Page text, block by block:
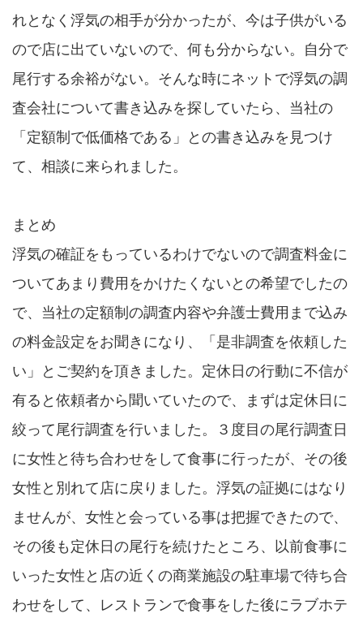
れとなく浮気の相手が分かったが、今は子供がいる
ので店に出ていないので、何も分からない。自分で
尾行する余裕がない。そんな時にネットで浮気の調
査会社について書き込みを探していたら、当社の
「定額制で低価格である」との書き込みを見つけ
て、相談に来られました。
まとめ
浮気の確証をもっているわけでないので調査料金に
ついてあまり費用をかけたくないとの希望でしたの
で、当社の定額制の調査内容や弁護士費用まで込み
の料金設定をお聞きになり、「是非調査を依頼した
い」とご契約を頂きました。定休日の行動に不信が
有ると依頼者から聞いていたので、まずは定休日に
絞って尾行調査を行いました。３度目の尾行調査日
に女性と待ち合わせをして食事に行ったが、その後
女性と別れて店に戻りました。浮気の証拠にはなり
ませんが、女性と会っている事は把握できたので、
その後も定休日の尾行を続けたところ、以前食事に
いった女性と店の近くの商業施設の駐車場で待ち合
わせをして、レストランで食事をした後にラブホテ